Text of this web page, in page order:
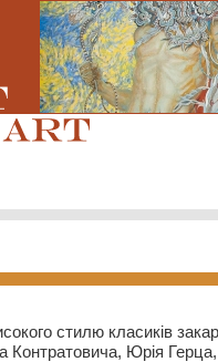
стилю класиків
Юрія